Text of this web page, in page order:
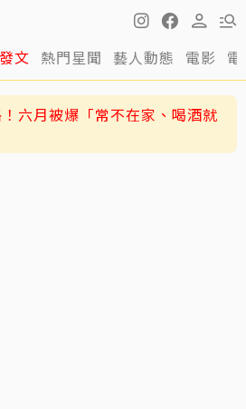
文 熱門星聞 藝人動態 電影
六月被爆「常不在家、喝酒就